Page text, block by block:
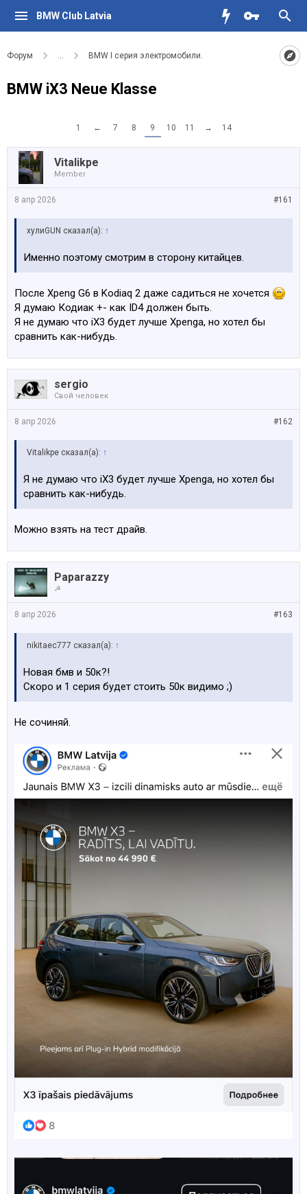
BMW Club Latvia
Форум ... BMW I серия электромобили.
BMW iX3 Neue Klasse
1 ← 7 8 9 10 11 → 14
Vitalikpe
Member
#161
8 апр 2026
хулиGUN сказал(а): ↑
Именно поэтому смотрим в сторону китайцев.
После Xpeng G6 в Kodiaq 2 даже садиться не хочется
Я думаю Кодиак +- как ID4 должен быть.
Я не думаю что iX3 будет лучше Xpenga, но хотел бы
сравнить как-нибудь.
sergio
Свой человек
#162
8 апр 2026
Vitalikpe сказал(а): ↑
Я не думаю что iX3 будет лучше Xpenga, но хотел бы
сравнить как-нибудь.
Можно взять на тест драйв.
Paparazzy
☭
#163
8 апр 2026
nikitaec777 сказал(а): ↑
Новая бмв и 50к?!
Скоро и 1 серия будет стоить 50к видимо ;)
Не сочиняй.